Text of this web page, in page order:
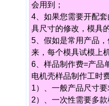
会用到；
4、如果您需要开配
具尺寸的修改，模具
5、假如是常用产品
来，每个模具试模上
6、样品制作费=产品
电机壳样品制作工时
1）、一般产品尺寸
2）、一次性需要多